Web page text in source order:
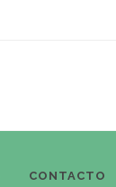
CONTACTO